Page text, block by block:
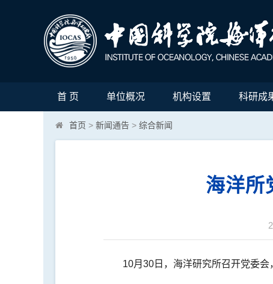
首 页 单位概况 机构设置 科研成
首页 > 新闻通告 > 综合新闻
海洋所
10月30日，海洋研究所召开党委